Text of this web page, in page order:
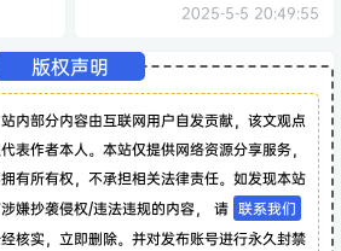
2025-5-5 20:49:55
版权声明
站内部分内容由互联网用户自发贡献，该文观点
表作者本人。本站仅提供网络资源分享服务，
有所有权，不承担相关法律责任。如发现本站
嫌抄袭侵权/违法违规的内容， 请 联系我们
核实，立即删除。并对发布账号进行永久封禁